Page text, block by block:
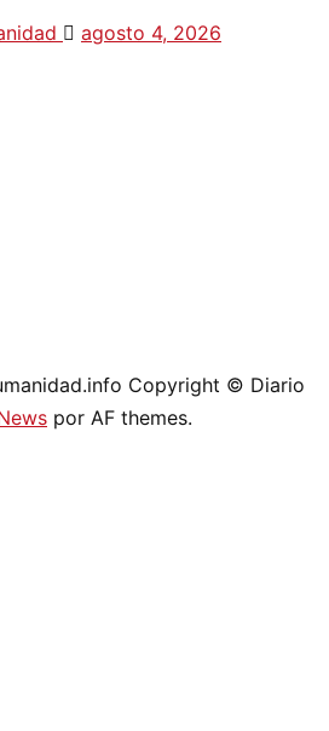
agosto 4, 2026
Copyright © Diario
por AF themes.